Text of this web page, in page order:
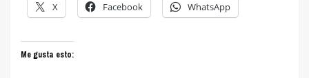
X Facebook WhatsApp
Me gusta esto: